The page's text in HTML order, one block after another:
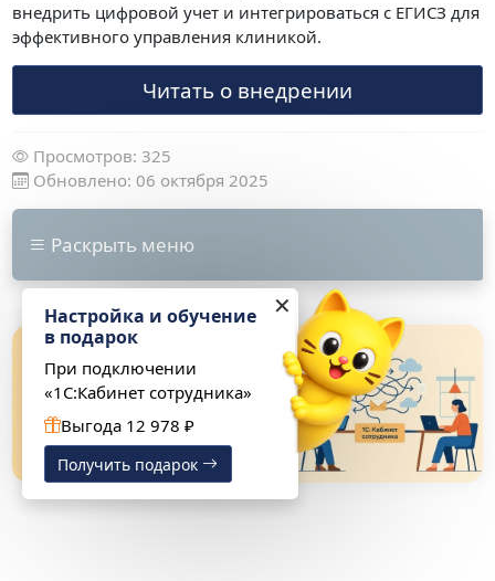
внедрить цифровой учет и интегрироваться с ЕГИСЗ для
эффективного управления клиникой.
Читать о внедрении
Просмотров: 325
Обновлено: 06 октября 2025
Раскрыть меню
✕
Настройка и обучение
в подарок
При подключении
«1С:Кабинет сотрудника»
Выгода 12 978 ₽
Получить подарок